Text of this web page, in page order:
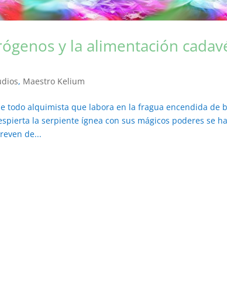
y la alimentación
, Maestro Kelium
todo alquimista que labora en la fragua encendida de
la serpiente ígnea con sus mágicos poderes se
de...